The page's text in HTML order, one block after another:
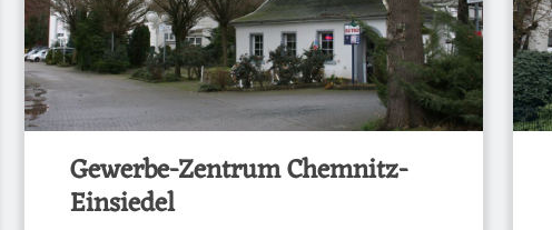
Gewerbe-Zentrum Chemnitz-
Einsiedel